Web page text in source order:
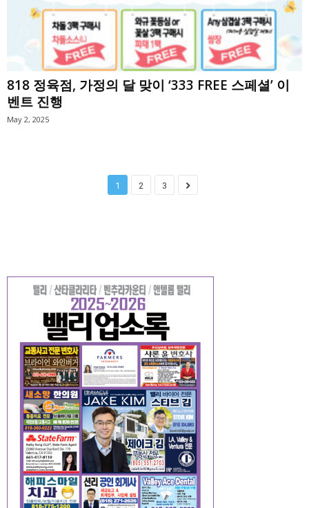
818 정육점, 가정의 달 맞이 ‘333 FREE 스페셜’ 이
벤트 진행
May 2, 2025
1 2 3